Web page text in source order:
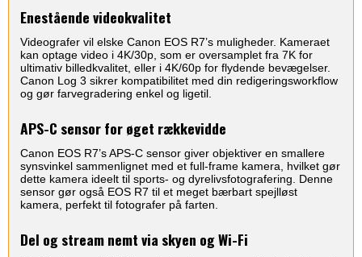
Enestående videokvalitet
Videografer vil elske Canon EOS R7’s muligheder. Kameraet
kan optage video i 4K/30p, som er oversamplet fra 7K for
ultimativ billedkvalitet, eller i 4K/60p for flydende bevægelser.
Canon Log 3 sikrer kompatibilitet med din redigeringsworkflow
og gør farvegradering enkel og ligetil.
APS-C sensor for øget rækkevidde
Canon EOS R7’s APS-C sensor giver objektiver en smallere
synsvinkel sammenlignet med et full-frame kamera, hvilket gør
dette kamera ideelt til sports- og dyrelivsfotografering. Denne
sensor gør også EOS R7 til et meget bærbart spejlløst
kamera, perfekt til fotografer på farten.
Del og stream nemt via skyen og Wi-Fi